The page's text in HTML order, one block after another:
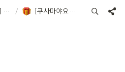
[이벤트] 페이백 이벤트 등 / [쿠사마야요이] 1% 페이백 이벤트